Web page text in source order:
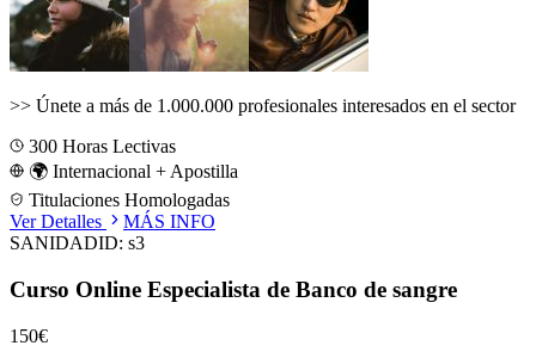
>> Únete a más de 1.000.000 profesionales interesados en el sector
300 Horas Lectivas
🌍 Internacional + Apostilla
Titulaciones Homologadas
Ver Detalles
MÁS INFO
SANIDADID: s3
Curso Online Especialista de Banco de sangre
150€